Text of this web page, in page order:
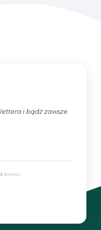
i bądź zawsze
serwisu